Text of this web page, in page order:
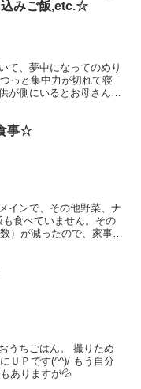
込みご飯,etc.☆
て、夢中になってのめり
っと集中力が切れて寝
側にいるとお母さんモ
事☆
インで、その他野菜、ナ
食べていません。その
）が減ったので、家事が
うちごはん。 撮りため
ＵＰです(^^)/ もう自分
ありますが💦